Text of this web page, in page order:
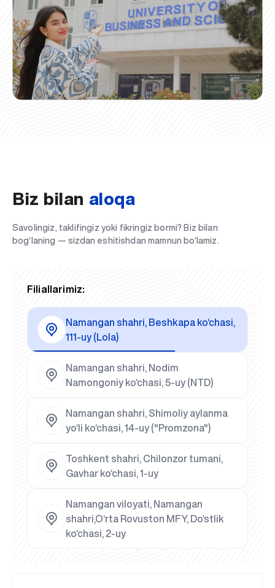
Biz bilan aloqa
Savolingiz, taklifingiz yoki fikringiz bormi? Biz bilan
bog‘laning — sizdan eshitishdan mamnun bo‘lamiz.
Filiallarimiz:
Namangan shahri, Beshkapa ko‘chasi,
111-uy (Lola)
Namangan shahri, Nodim
Namongoniy ko‘chasi, 5-uy (NTD)
Namangan shahri, Shimoliy aylanma
yo‘li ko‘chasi, 14-uy ("Promzona")
Toshkent shahri, Chilonzor tumani,
Gavhar ko‘chasi, 1-uy
Namangan viloyati, Namangan
shahri,O‘rta Rovuston MFY, Do‘stlik
ko‘chasi, 2-uy